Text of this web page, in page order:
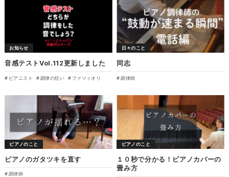
お知らせ
音感テストVol.112更新しました
ピアニスト 調律の狂い ファツィオリ
日々のこと
同志
調律師
ピアノのこと
ピアノのガタツキを直す
調律師
ピアノのこと
１０秒で分かる！ピアノカバーの
畳み方